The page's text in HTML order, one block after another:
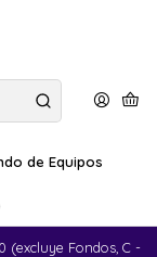
de Equipos
(excluye Fondos, C -